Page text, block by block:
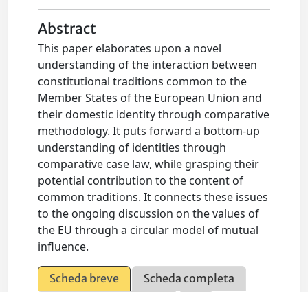
Abstract
This paper elaborates upon a novel
understanding of the interaction between
constitutional traditions common to the
Member States of the European Union and
their domestic identity through comparative
methodology. It puts forward a bottom-up
understanding of identities through
comparative case law, while grasping their
potential contribution to the content of
common traditions. It connects these issues
to the ongoing discussion on the values of
the EU through a circular model of mutual
influence.
Scheda breve
Scheda completa